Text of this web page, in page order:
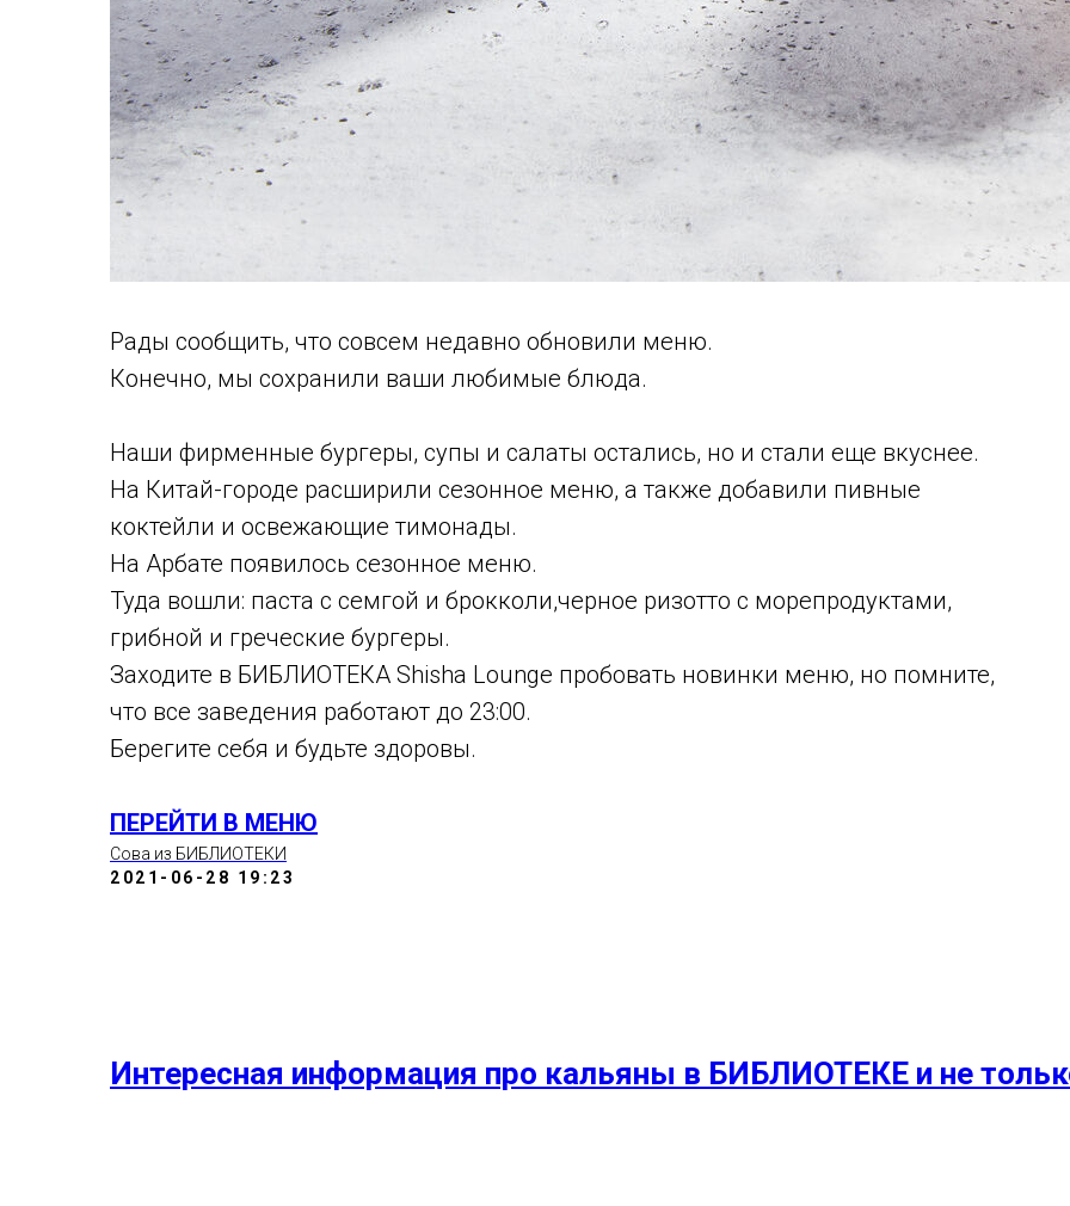
Рады сообщить, что совсем недавно обновили меню.
Конечно, мы сохранили ваши любимые блюда.
Наши фирменные бургеры, супы и салаты остались, но и стали еще вкуснее.
На Китай-городе расширили сезонное меню, а также добавили пивные
коктейли и освежающие тимонады.
На Арбате появилось сезонное меню.
Туда вошли: паста с семгой и брокколи,черное ризотто с морепродуктами,
грибной и греческие бургеры.
Заходите в БИБЛИОТЕКА Shisha Lounge пробовать новинки меню, но помните,
что все заведения работают до 23:00.
Берегите себя и будьте здоровы.
ПЕРЕЙТИ В МЕНЮ
Сова из БИБЛИОТЕКИ
2021-06-28 19:23
Интересная информация про кальяны в БИБЛИОТЕКЕ и не